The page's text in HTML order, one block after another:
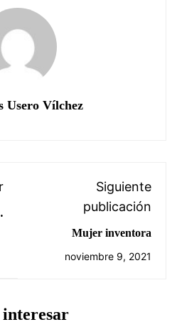
Usero Vílchez
Siguiente
publicación
Mujer inventora
noviembre 9, 2021
interesar